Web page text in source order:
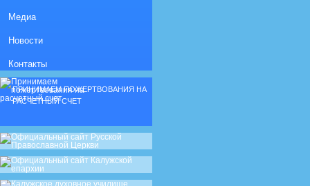
Медиа
Новости
Контакты
ПРИНИМАЕМ ПОЖЕРТВОВАНИЯ НА
РАСЧЕТНЫЙ СЧЕТ